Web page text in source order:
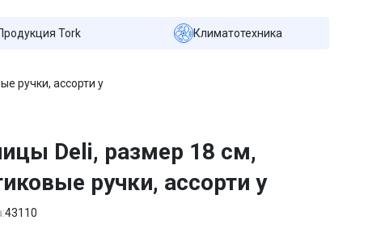
Tork Климатотехника
ручки, ассорти у
Deli, размер 18 см,
ручки, ассорти у
43110